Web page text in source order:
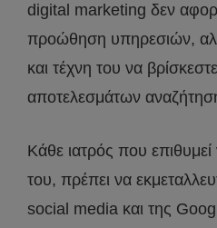
digital marketing δεν
προώθηση υπηρεσιών,
και τέχνη του να
αποτελεσμάτων
Κάθε ιατρός που
του, πρέπει να
social media και της